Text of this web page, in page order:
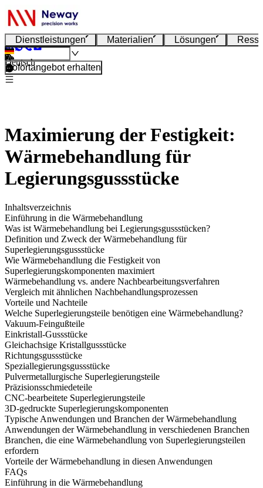
Dienstleistungen Materialien Lösungen
Deutsch
Sofortangebot erhalten
Maximierung der Festigkeit:
Wärmebehandlung für
Legierungsgussstücke
Inhaltsverzeichnis
Einführung in die Wärmebehandlung
Was ist Wärmebehandlung bei Legierungsgussstücken?
Definition und Zweck der Wärmebehandlung für
Superlegierungsgussstücke
Wie Wärmebehandlung die Festigkeit von
Superlegierungskomponenten maximiert
Wärmebehandlung vs. andere Nachbearbeitungsverfahren
Vergleich mit ähnlichen Nachbehandlungsprozessen
Vorteile und Nachteile
Welche Superlegierungsteile benötigen eine Wärmebehandlung?
Vakuum-Feingußteile
Einkristall-Gussstücke
Gleichachsige Kristallgussstücke
Richtungsgussstücke
Speziallegierungsgussstücke
Pulvermetallurgische Superlegierungsteile
Präzisionsschmiedeteile
CNC-bearbeitete Superlegierungsteile
3D-gedruckte Superlegierungskomponenten
Typische Anwendungen und Branchen der Wärmebehandlung
Anwendungen der Wärmebehandlung in verschiedenen Branchen
Branchen, die eine Wärmebehandlung von Superlegierungsteilen
erfordern
Vorteile der Wärmebehandlung in diesen Anwendungen
FAQs
Einführung in die Wärmebehandlung